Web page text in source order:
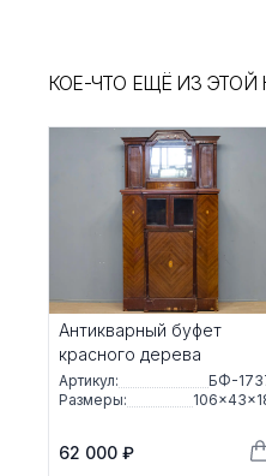
КОЕ-ЧТО ЕЩЁ ИЗ ЭТОЙ
Антикварный буфет
красного дерева
Артикул:
БФ-
Размеры:
62 000 ₽